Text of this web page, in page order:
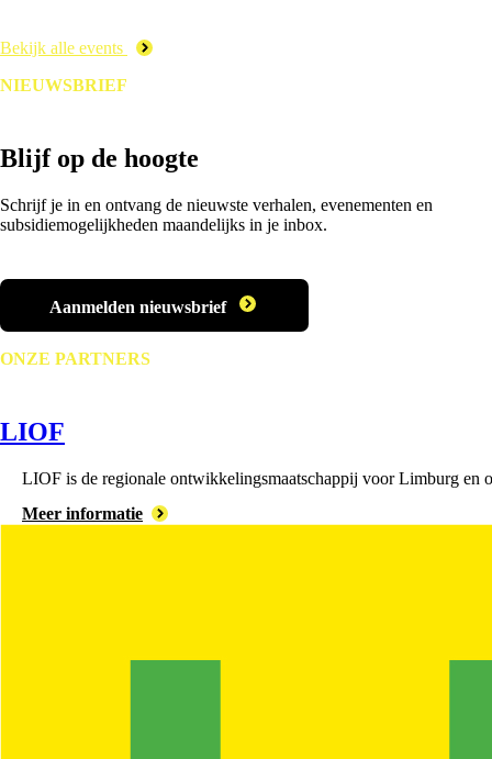
Bekijk alle events
NIEUWSBRIEF
Blijf op de hoogte
Schrijf je in en ontvang de nieuwste verhalen, evenementen en
subsidiemogelijkheden maandelijks in je inbox.
Aanmelden nieuwsbrief
ONZE PARTNERS
LIOF
LIOF is de regionale ontwikkelingsmaatschappij voor Limburg en
Meer informatie